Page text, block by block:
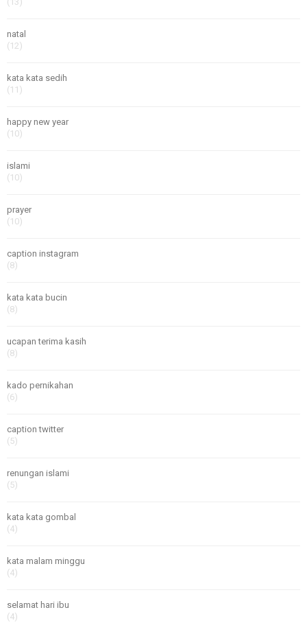
natal
(12)
kata kata sedih
(11)
happy new year
(10)
islami
(10)
prayer
(10)
caption instagram
(8)
kata kata bucin
(8)
ucapan terima kasih
(8)
kado pernikahan
(6)
caption twitter
(5)
renungan islami
(5)
kata kata gombal
(4)
kata malam minggu
(4)
selamat hari ibu
(4)